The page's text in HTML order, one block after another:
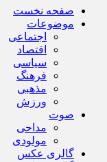
صفحه نخست
موضوعات
اجتماعی
اقتصاد
سیاسی
فرهنگ
مذهبی
ورزش
صوت
مداحی
مولودی
گالری عکس